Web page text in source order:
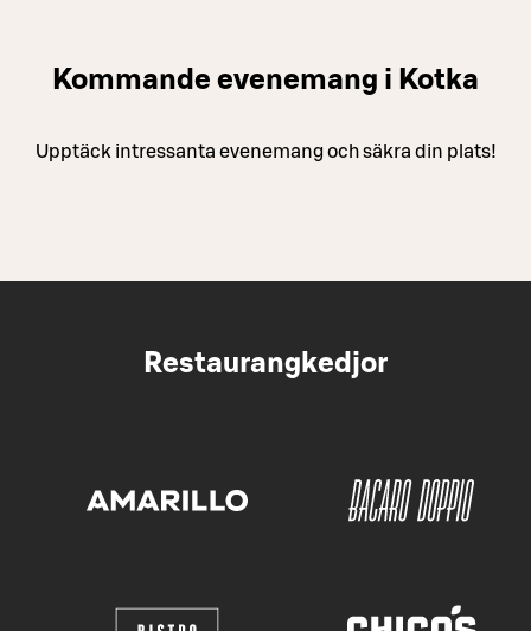
Kommande evenemang i Kotka
Upptäck intressanta evenemang och säkra din plats!
Restaurangkedjor